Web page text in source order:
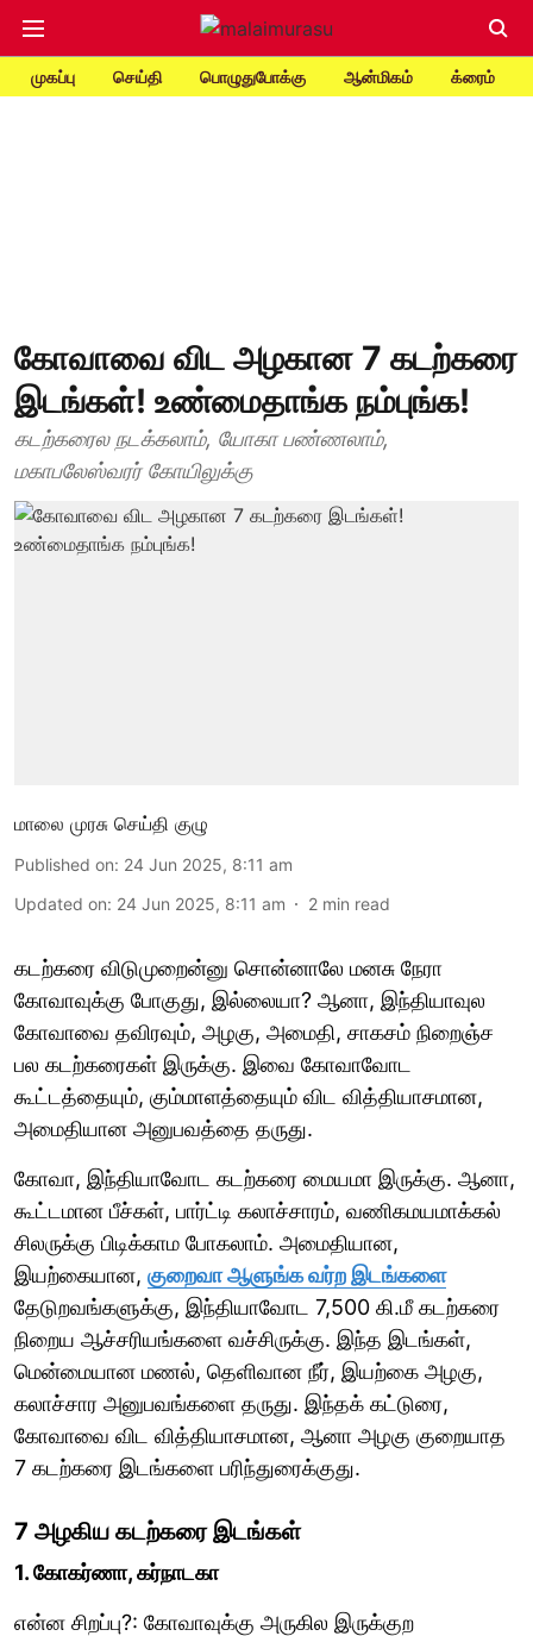
முகப்பு செய்தி பொழுதுபோக்கு ஆன்மிகம் க்ரைம்
கோவாவை விட அழகான 7 கடற்கரை
இடங்கள்! உண்மைதாங்க நம்புங்க!
கடற்கரைல நடக்கலாம், யோகா பண்ணலாம்,
மகாபலேஸ்வரர் கோயிலுக்கு
மாலை முரசு செய்தி குழு
Published on: 24 Jun 2025, 8:11 am
Updated on: 24 Jun 2025, 8:11 am 2 min read
கடற்கரை விடுமுறைன்னு சொன்னாலே மனசு நேரா
கோவாவுக்கு போகுது, இல்லையா? ஆனா, இந்தியாவுல
கோவாவை தவிரவும், அழகு, அமைதி, சாகசம் நிறைஞ்ச
பல கடற்கரைகள் இருக்கு. இவை கோவாவோட
கூட்டத்தையும், கும்மாளத்தையும் விட வித்தியாசமான,
அமைதியான அனுபவத்தை தருது.
கோவா, இந்தியாவோட கடற்கரை மையமா இருக்கு. ஆனா,
கூட்டமான பீச்கள், பார்ட்டி கலாச்சாரம், வணிகமயமாக்கல்
சிலருக்கு பிடிக்காம போகலாம். அமைதியான,
இயற்கையான, குறைவா ஆளுங்க வர்ற இடங்களை
தேடுறவங்களுக்கு, இந்தியாவோட 7,500 கி.மீ கடற்கரை
நிறைய ஆச்சரியங்களை வச்சிருக்கு. இந்த இடங்கள்,
மென்மையான மணல், தெளிவான நீர், இயற்கை அழகு,
கலாச்சார அனுபவங்களை தருது. இந்தக் கட்டுரை,
கோவாவை விட வித்தியாசமான, ஆனா அழகு குறையாத
7 கடற்கரை இடங்களை பரிந்துரைக்குது.
7 அழகிய கடற்கரை இடங்கள்
1. கோகர்ணா, கர்நாடகா
என்ன சிறப்பு?: கோவாவுக்கு அருகில இருக்குற